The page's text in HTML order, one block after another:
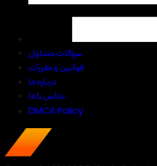
سوالات متداول
قوانین و مقررات
درباره ما
تماس با ما
DMCA Policy